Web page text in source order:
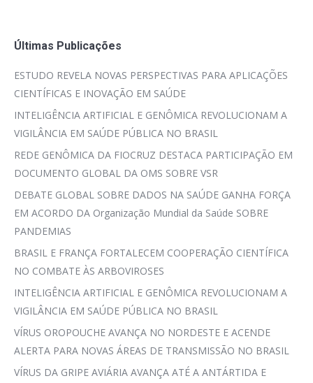
Últimas Publicações
ESTUDO REVELA NOVAS PERSPECTIVAS PARA APLICAÇÕES
CIENTÍFICAS E INOVAÇÃO EM SAÚDE
INTELIGÊNCIA ARTIFICIAL E GENÔMICA REVOLUCIONAM A
VIGILÂNCIA EM SAÚDE PÚBLICA NO BRASIL
REDE GENÔMICA DA FIOCRUZ DESTACA PARTICIPAÇÃO EM
DOCUMENTO GLOBAL DA OMS SOBRE VSR
DEBATE GLOBAL SOBRE DADOS NA SAÚDE GANHA FORÇA
EM ACORDO DA Organização Mundial da Saúde SOBRE
PANDEMIAS
BRASIL E FRANÇA FORTALECEM COOPERAÇÃO CIENTÍFICA
NO COMBATE ÀS ARBOVIROSES
INTELIGÊNCIA ARTIFICIAL E GENÔMICA REVOLUCIONAM A
VIGILÂNCIA EM SAÚDE PÚBLICA NO BRASIL
VÍRUS OROPOUCHE AVANÇA NO NORDESTE E ACENDE
ALERTA PARA NOVAS ÁREAS DE TRANSMISSÃO NO BRASIL
VÍRUS DA GRIPE AVIÁRIA AVANÇA ATÉ A ANTÁRTIDA E